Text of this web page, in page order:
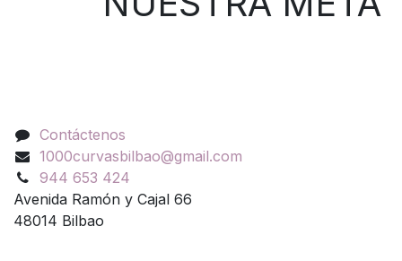
Contáctenos
1000curvasbilbao@gmail.com
944 653 424
Avenida Ramón y Cajal 66
48014 Bilbao